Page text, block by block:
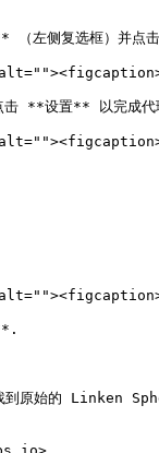
** （左侧复选框）并
击 **设置** 以完成代
置找到原始的